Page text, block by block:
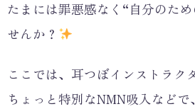
たまには罪悪感なく“自分のた
せんか？
ここでは、耳つぼインストラク
ちょっと特別なNMN吸入などで